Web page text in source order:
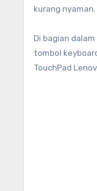
kurang
Di bagian
tombol
TouchPad